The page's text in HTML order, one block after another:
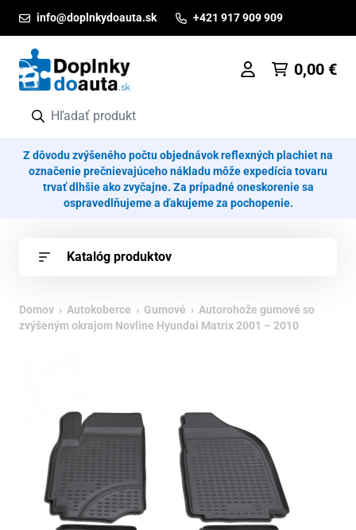
info@doplnkydoauta.sk +421 917 909 909
0,00 €
Z dôvodu zvýšeného počtu objednávok reflexných plachiet na
označenie prečnievajúceho nákladu môže expedícia tovaru
trvať dlhšie ako zvyčajne. Za prípadné oneskorenie sa
ospravedlňujeme a ďakujeme za pochopenie.
Katalóg produktov
Domov › Autokoberce › Gumové › Autorohože gumové so
zvýšeným okrajom Novline Hyundai Matrix 2001 – 2010